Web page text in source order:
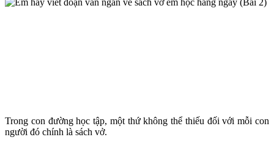
Trong con đường học tập, một thứ không thể thiếu đối với mỗi con
người đó chính là sách vở.